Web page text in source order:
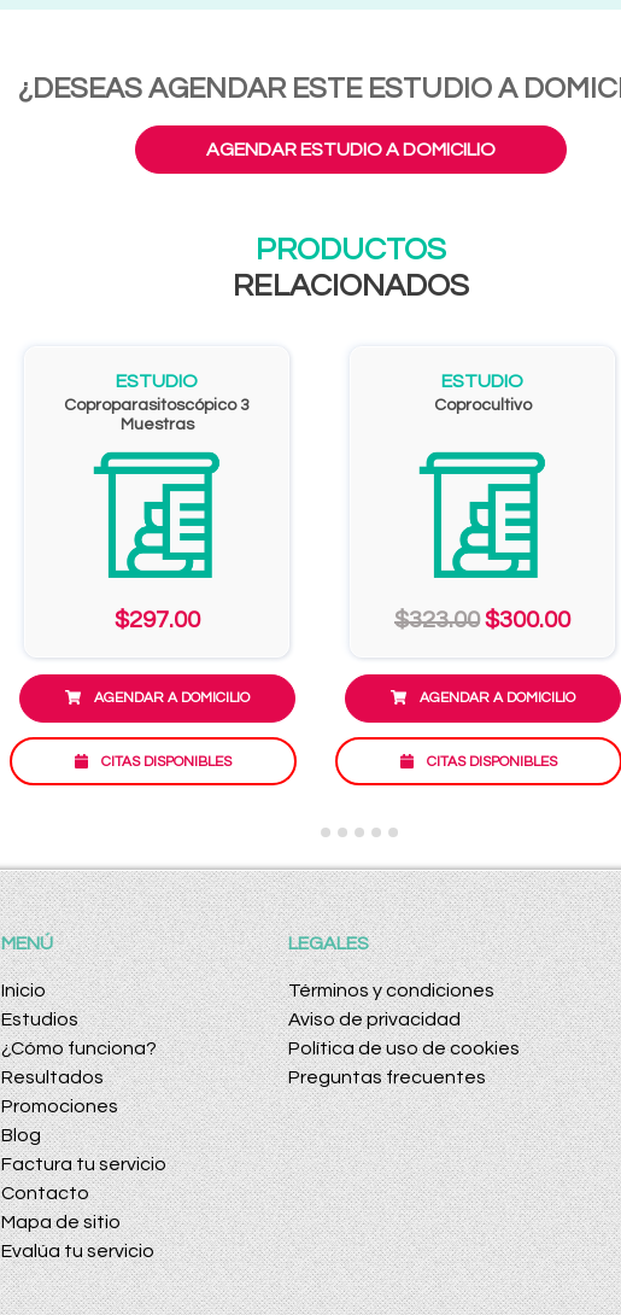
¿DESEAS AGENDAR ESTE ESTUDIO A
AGENDAR ESTUDIO A DOMICILIO
PRODUCTOS
RELACIONADOS
ESTUDIO
Coproparasitoscópico 3
Muestras
$297.00
AGENDAR A DOMICILIO
CITAS DISPONIBLES
ESTUDIO
Coprocultivo
$323.00 $300.00
AGENDAR A DOMICILIO
CITAS DISPONIBLES
MENÚ
Inicio
Estudios
¿Cómo funciona?
Resultados
Promociones
Blog
Factura tu servicio
Contacto
Mapa de sitio
Evalúa tu servicio
LEGALES
Términos y condiciones
Aviso de privacidad
Política de uso de cookies
Preguntas frecuentes